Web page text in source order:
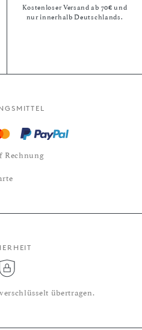
Kostenloser Versand ab 70€ und
nur innerhalb Deutschlands.
Rechnung
übertragen.